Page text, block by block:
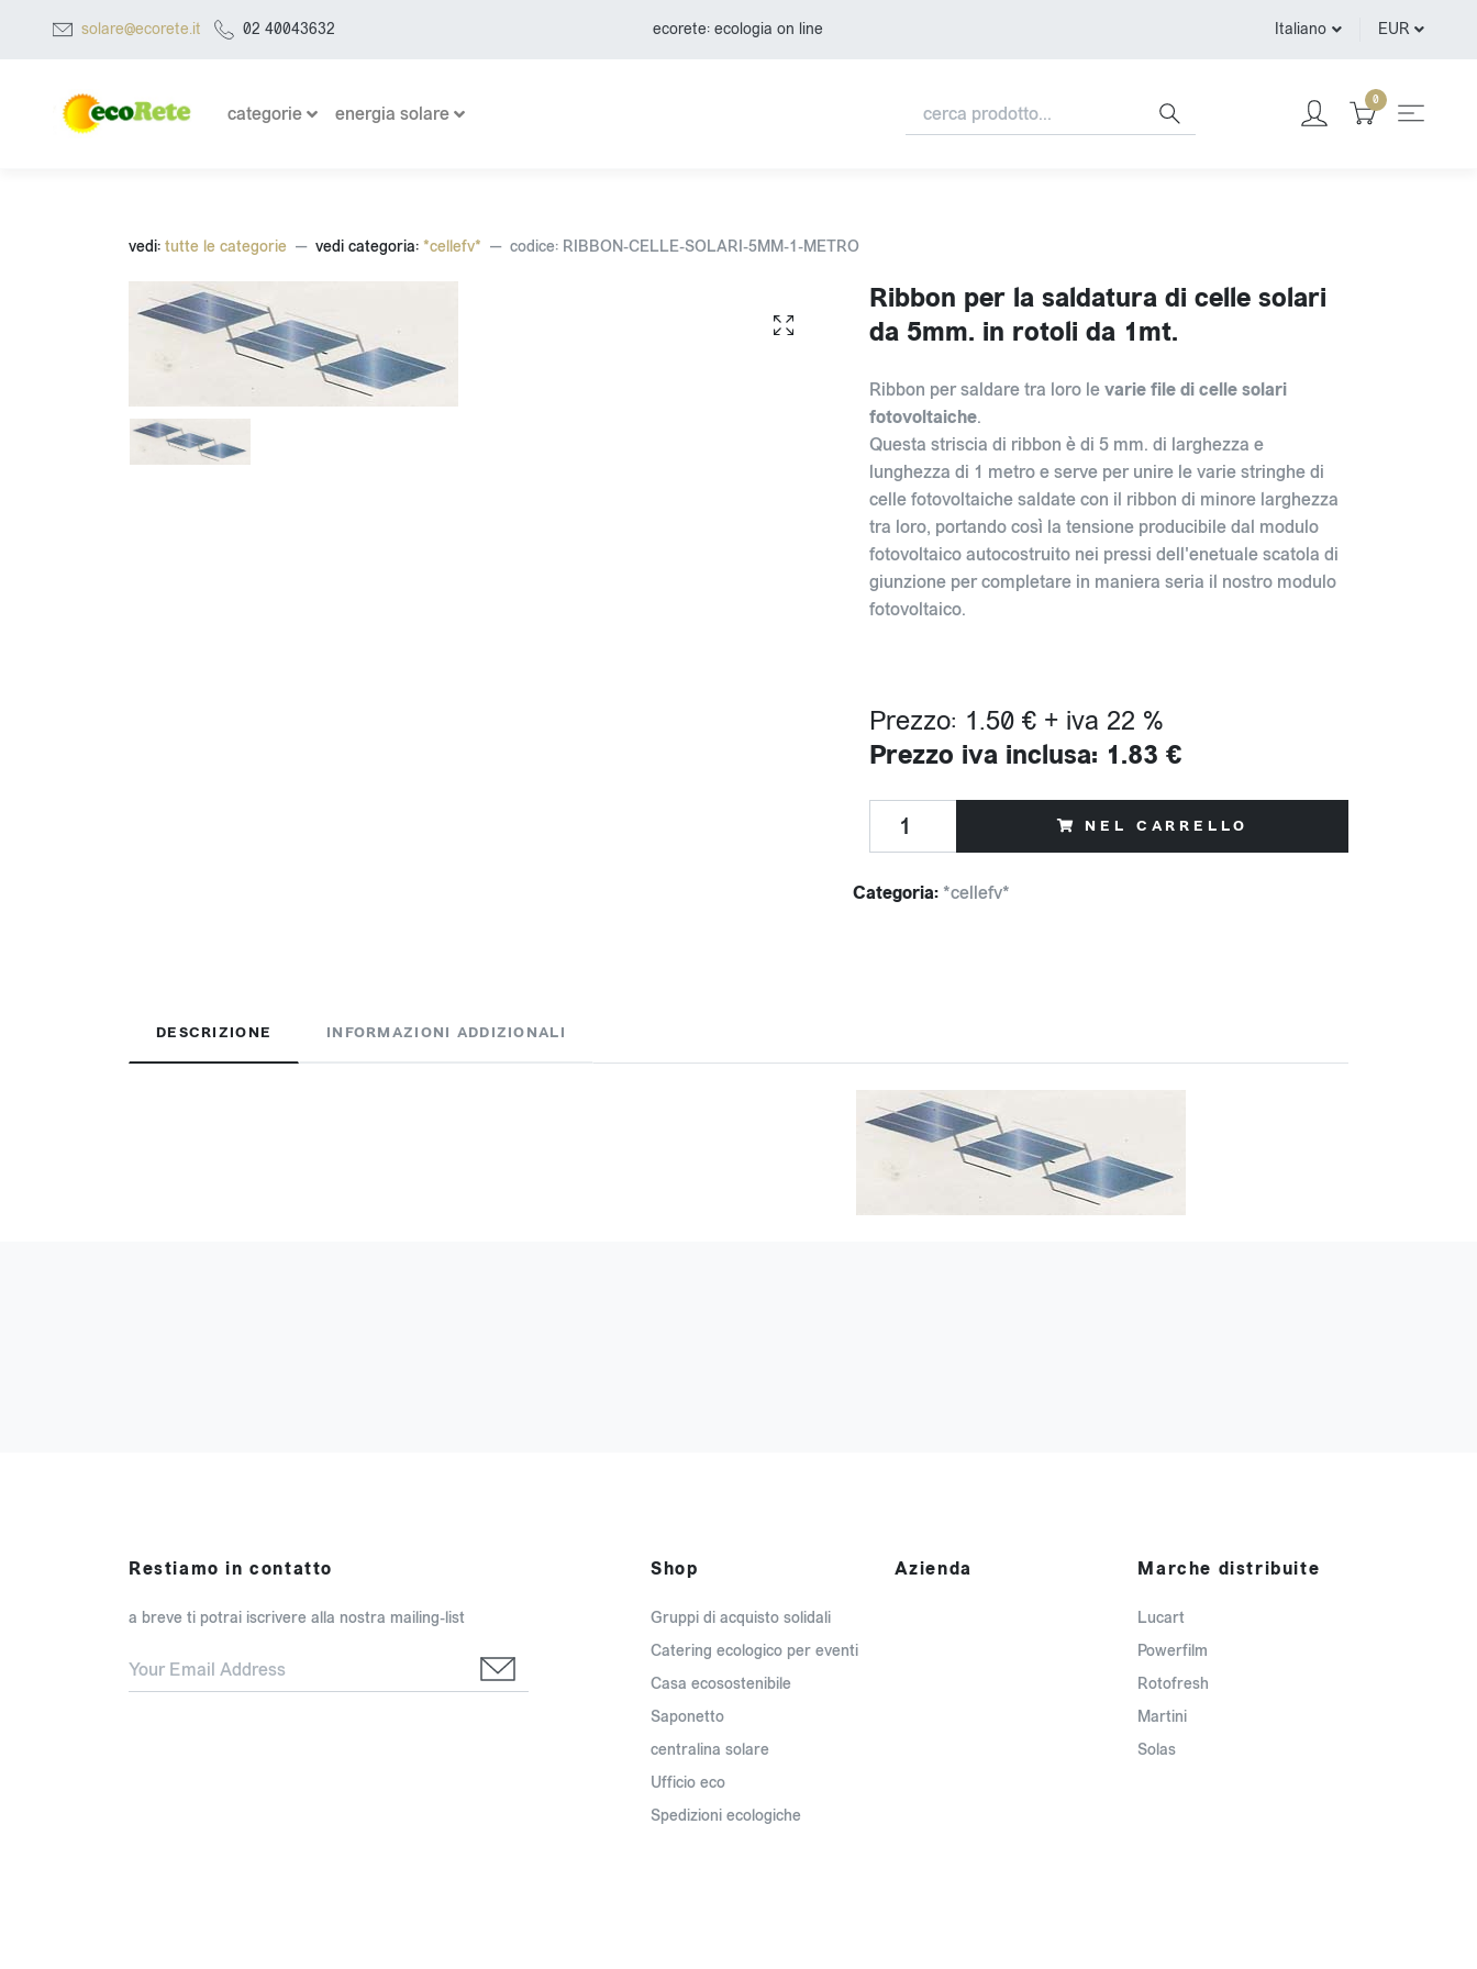
solare@ecorete.it 02 40043632 ecorete: ecologia on line Italiano EUR
categorie energia solare
0
vedi: tutte le categorie vedi categoria: *cellefv* codice: RIBBON-CELLE-SOLARI-5MM-1-METRO
Ribbon per la saldatura di celle solari
da 5mm. in rotoli da 1mt.
Ribbon per saldare tra loro levarie file di celle solari
fotovoltaiche.
Questa striscia di ribbon è di 5 mm. di larghezza e
lunghezza di 1 metro e serve per unire le varie stringhe di
celle fotovoltaiche saldate con il ribbon di minore larghezza
tra loro, portando così la tensione producibile dal modulo
fotovoltaico autocostruito nei pressi dell'enetuale scatola di
giunzione per completare in maniera seria il nostro modulo
fotovoltaico.
Prezzo: 1.50 € + iva 22 %
Prezzo iva inclusa: 1.83 €
NEL CARRELLO
Categoria: *cellefv*
DESCRIZIONE INFORMAZIONI ADDIZIONALI
Restiamo in contatto
a breve ti potrai iscrivere alla nostra mailing-list
Shop
Gruppi di acquisto solidali
Catering ecologico per eventi
Casa ecosostenibile
Saponetto
centralina solare
Ufficio eco
Spedizioni ecologiche
Azienda Marche distribuite
Lucart
Powerfilm
Rotofresh
Martini
Solas